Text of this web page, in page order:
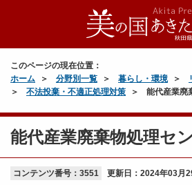
このページの現在位置：
ホーム
分野別一覧 暮らし・環境
不法投棄・不適正処理対策
能代産業廃
能代産業廃棄物処理セ
コンテンツ番号：3551 更新日： 2024年03月